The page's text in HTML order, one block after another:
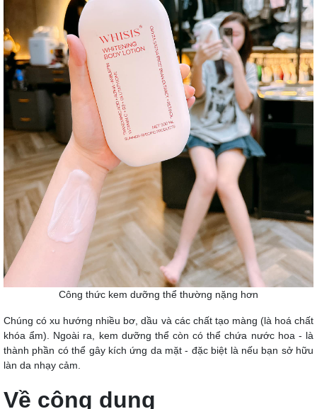
Công thức kem dưỡng thể thường nặng hơn
Chúng có xu hướng nhiều bơ, dầu và các chất tạo màng (là hoá chất
khóa ẩm). Ngoài ra, kem dưỡng thể còn có thể chứa nước hoa - là
thành phần có thể gây kích ứng da mặt - đặc biệt là nếu bạn sở hữu
làn da nhạy cảm.
Về công dụng